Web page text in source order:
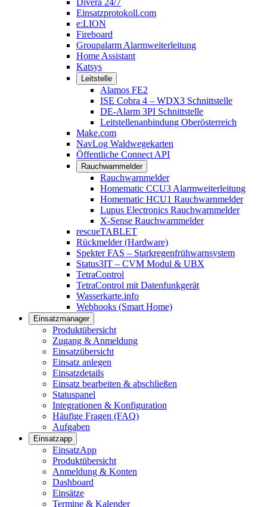
Divera 24/7
Einsatzprotokoll.com
e:LION
Fireboard
Groupalarm Alarmweiterleitung
Home Assistant
Katsys
Leitstelle
Alamos FE2
ISE Cobra 4 – WDX3 Schnittstelle
DE-Alarm 3PI Schnittstelle
Leitstellenanbindung Oberösterreich
Make.com
NavLog Waldwegekarten
Öffentliche Connect API
Rauchwarnmelder
Rauchwarnmelder
Homematic CCU3 Alarmweiterleitung
Homematic HCU1 Rauchwarnmelder
Lupus Electronics Rauchwarnmelder
X-Sense Rauchwarnmelder
rescueTABLET
Rückmelder (Hardware)
Spekter FAS – Starkregenfrühwarnsystem
Status3IT – CVM Modul & UBX
TetraControl
TetraControl mit Datenfunkgerät
Wasserkarte.info
Webhooks (Smart Home)
Einsatzmanager
Produktübersicht
Zugang & Anmeldung
Einsatzübersicht
Einsatz anlegen
Einsatzdetails
Einsatz bearbeiten & abschließen
Statuspanel
Integrationen & Konfiguration
Häufige Fragen (FAQ)
Aufgaben
Einsatzapp
EinsatzApp
Produktübersicht
Anmeldung & Konten
Dashboard
Einsätze
Termine & Kalender